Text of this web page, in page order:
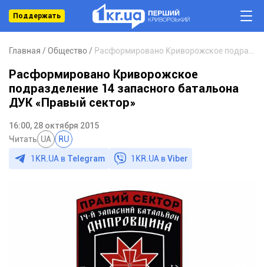
Поддержать
Главная Общество
Расформировано Криворожское
подразделение 14 запасного батальона
ДУК «Правый сектор»
16:00, 28 октября 2015
Читать UA RU
1KR.UA в Telegram 1KR.UA вViber